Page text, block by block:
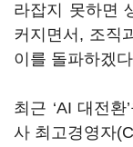
라잡지 못하면
커지면서 , 조직
이를 돌파하겠
최근 ‘AI 대전환’
사 최고경영자